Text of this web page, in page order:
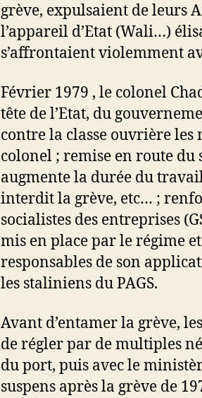
grève, expulsaient de leurs
l’appareil d’Etat (Wali…)
s’affrontaient violemment
Février 1979 , le colonel
tête de l’Etat, du
contre la classe ouvrière les
colonel ; remise en route
augmente la durée du
interdit la grève, etc… ;
socialistes des entreprises
mis en place par le régime
responsables de son
les staliniens du PAGS.
Avant d’entamer la grève,
de régler par de multiples
du port, puis avec le
suspens après la grève de